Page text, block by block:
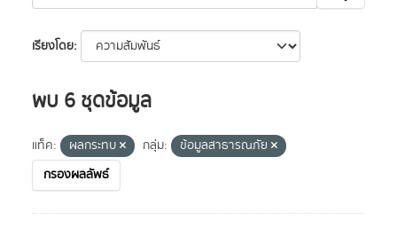
เรียงโดย
พบ 6 ชุดข้อมูล
แท็ค: ผลกระทบ กลุ่ม:
ข้อมูลสาธารณภัย
กรองผลลัพธ์